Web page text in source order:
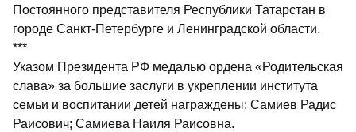
Постоянного представителя Республики Татарстан в
городе Санкт-Петербурге и Ленинградской области.
***
Указом Президента РФ медалью ордена «Родительская
слава» за большие заслуги в укреплении института
семьи и воспитании детей награждены: Самиев Радис
Раисович; Самиева Наиля Раисовна.